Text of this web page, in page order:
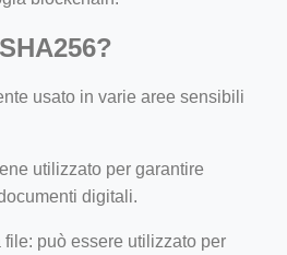
usato in varie aree sensibili
utilizzato per garantire
digitali.
file: può essere utilizzato per